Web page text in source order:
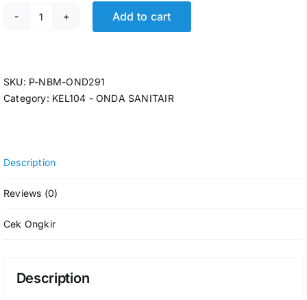
DOUBLE NIPPLE BRASS 1-1/2" ONDA (KUNINGAN) P-
Add to cart
SKU: P-NBM-OND291
Category: KEL104 - ONDA SANITAIR
Description
Reviews (0)
Cek Ongkir
Description